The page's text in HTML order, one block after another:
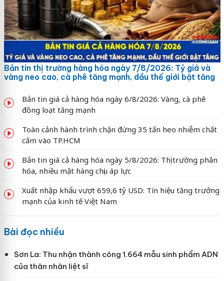
Bản tin thị trường hàng hóa ngày 7/8/2026: Tỷ giá và
vàng neo cao, cà phê tăng mạnh, dầu thế giới bật tăng
Bản tin giá cả hàng hóa ngày 6/8/2026: Vàng, cà phê
đồng loạt tăng mạnh
Toàn cảnh hành trình chặn đứng 35 tấn heo nhiễm chất
cấm vào TP.HCM
Bản tin giá cả hàng hóa ngày 5/8/2026: Thị trường phân
hóa, nhiều mặt hàng chịu áp lực
Xuất nhập khẩu vượt 659,6 tỷ USD: Tín hiệu tăng trưởng
mạnh của kinh tế Việt Nam
Bài đọc nhiều
Sơn La: Thu nhận thành công 1.664 mẫu sinh phẩm ADN
của thân nhân liệt sĩ